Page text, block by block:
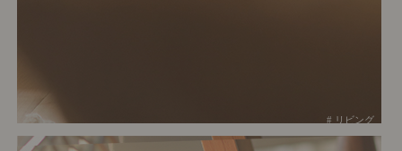
# リビング